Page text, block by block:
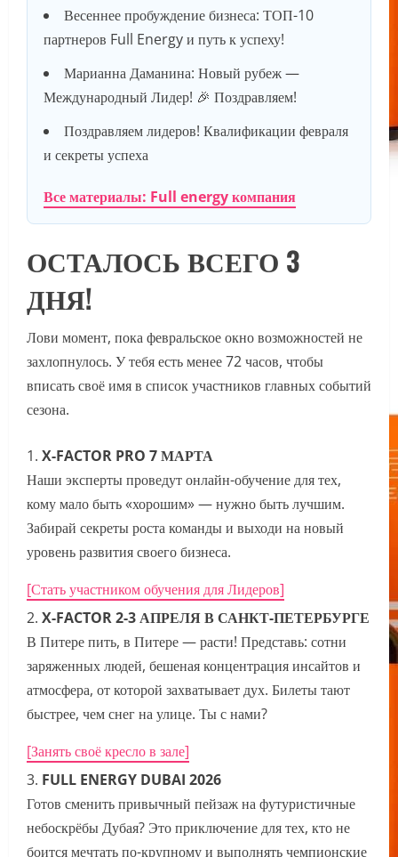
Весеннее пробуждение бизнеса: ТОП-10
партнеров Full Energy и путь к успеху!
Марианна Даманина: Новый рубеж —
Международный Лидер! 🎉 Поздравляем!
Поздравляем лидеров! Квалификации февраля
и секреты успеха
Все материалы: Full energy компания
ОСТАЛОСЬ ВСЕГО 3
ДНЯ!
Лови момент, пока февральское окно возможностей не
захлопнулось. У тебя есть менее 72 часов, чтобы
вписать своё имя в список участников главных событий
сезона.
X-FACTOR PRO 7 МАРТА
Наши эксперты проведут онлайн-обучение для тех,
кому мало быть «хорошим» — нужно быть лучшим.
Забирай секреты роста команды и выходи на новый
уровень развития своего бизнеса.
[Стать участником обучения для Лидеров]
X-FACTOR 2-3 АПРЕЛЯ В САНКТ-ПЕТЕРБУРГЕ
В Питере пить, в Питере — расти! Представь: сотни
заряженных людей, бешеная концентрация инсайтов и
атмосфера, от которой захватывает дух. Билеты тают
быстрее, чем снег на улице. Ты с нами?
[Занять своё кресло в зале]
FULL ENERGY DUBAI 2026
Готов сменить привычный пейзаж на футуристичные
небоскрёбы Дубая? Это приключение для тех, кто не
боится мечтать по-крупному и выполнять чемпионские